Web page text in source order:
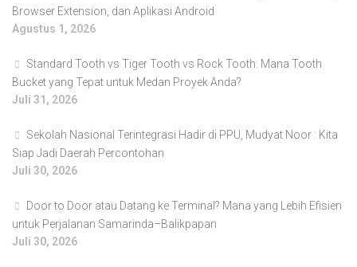
Browser Extension, dan Aplikasi Android
Agustus 1, 2026
Standard Tooth vs Tiger Tooth vs Rock Tooth: Mana Tooth
Bucket yang Tepat untuk Medan Proyek Anda?
Juli 31, 2026
Sekolah Nasional Terintegrasi Hadir di PPU, Mudyat Noor : Kita
Siap Jadi Daerah Percontohan
Juli 30, 2026
Door to Door atau Datang ke Terminal? Mana yang Lebih Efisien
untuk Perjalanan Samarinda–Balikpapan
Juli 30, 2026